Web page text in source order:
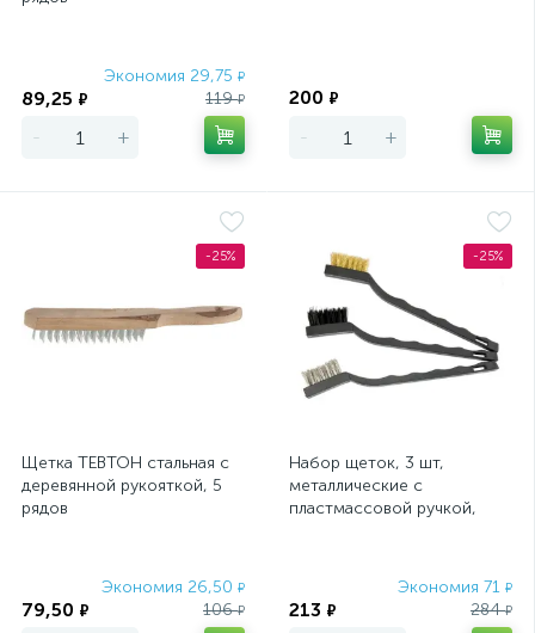
Экономия 29,75 ₽
89,25 ₽ 119₽
- +
200 ₽
- +
-25%
Щетка ТЕВТОН стальная с
деревянной рукояткой, 5
рядов
Экономия 26,50 ₽
79,50 ₽ 106₽
-25%
Набор щеток, 3 шт,
металлические с
пластмассовой ручкой,
Экономия 71 ₽
213 ₽ 284₽